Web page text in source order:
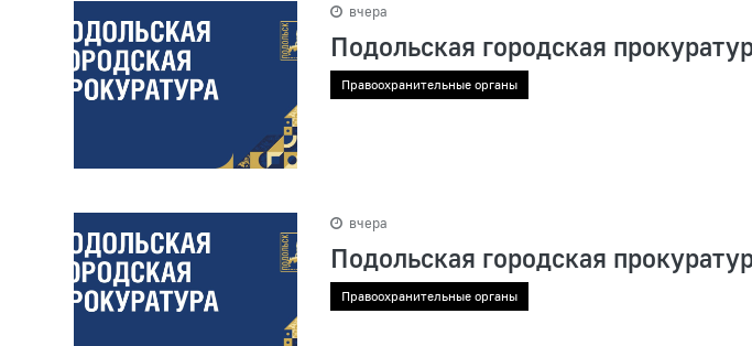
вчера
Подольская городская
Правоохранительные органы
вчера
Подольская городская
Правоохранительные органы